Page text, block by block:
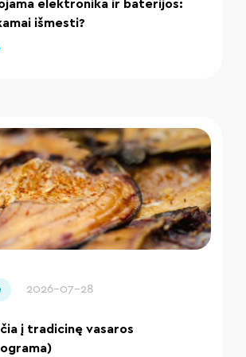
elektronika ir baterijos:
išmesti?
2026-07-28
į tradicinę vasaros